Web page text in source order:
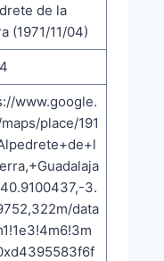
de la
(1971/11/04)
www.google.
place/191
3.
data